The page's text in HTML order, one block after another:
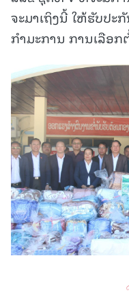
ຈະມາເຖິງນີ້ ໃຫ້ຮັບປະ
ກໍາມະການ ການເລືອກ